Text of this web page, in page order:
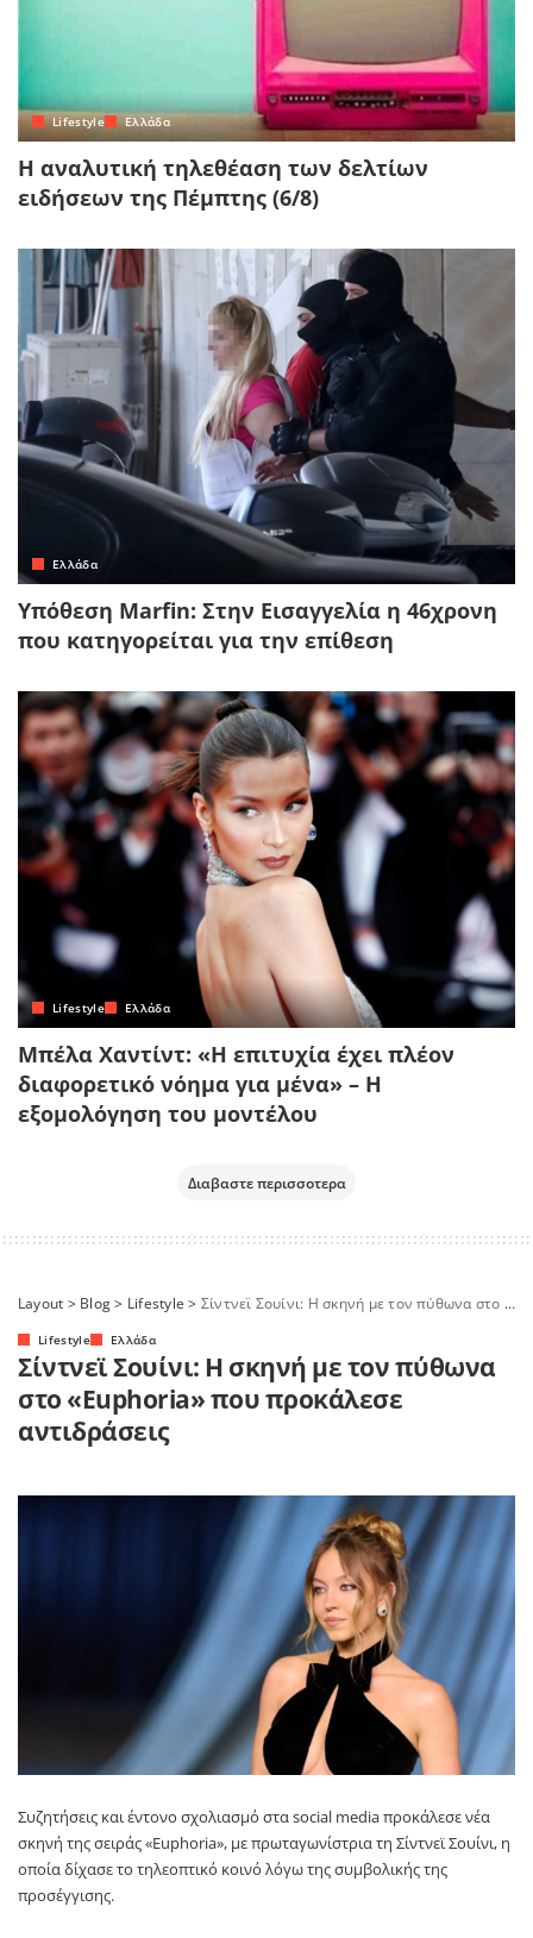
Lifestyle Ελλάδα
Η αναλυτική τηλεθέαση των δελτίων
ειδήσεων της Πέμπτης (6/8)
Ελλάδα
Υπόθεση Marfin: Στην Εισαγγελία η 46χρονη
που κατηγορείται για την επίθεση
Lifestyle Ελλάδα
Μπέλα Χαντίντ: «Η επιτυχία έχει πλέον
διαφορετικό νόημα για μένα» – Η
εξομολόγηση του μοντέλου
Διαβαστε περισσοτερα
Layout > Blog> Lifestyle > Σίντνεϊ Σουίνι: Η σκηνή με τον πύθωνα στο «Euphoria» που προκάλεσε αντιδράσεις
Lifestyle Ελλάδα
Σίντνεϊ Σουίνι: Η σκηνή με τον πύθωνα
στο «Euphoria» που προκάλεσε
αντιδράσεις
Συζητήσεις και έντονο σχολιασμό στα social media προκάλεσε νέα
σκηνή της σειράς «Euphoria», με πρωταγωνίστρια τη Σίντνεϊ Σουίνι, η
οποία δίχασε το τηλεοπτικό κοινό λόγω της συμβολικής της
προσέγγισης.